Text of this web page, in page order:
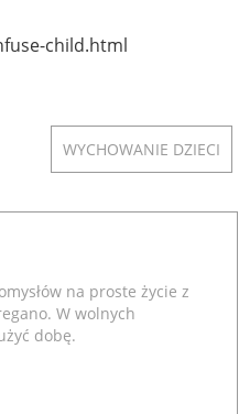
child.html
WYCHOWANIE DZIECI
na proste życie z
W wolnych
dobę.